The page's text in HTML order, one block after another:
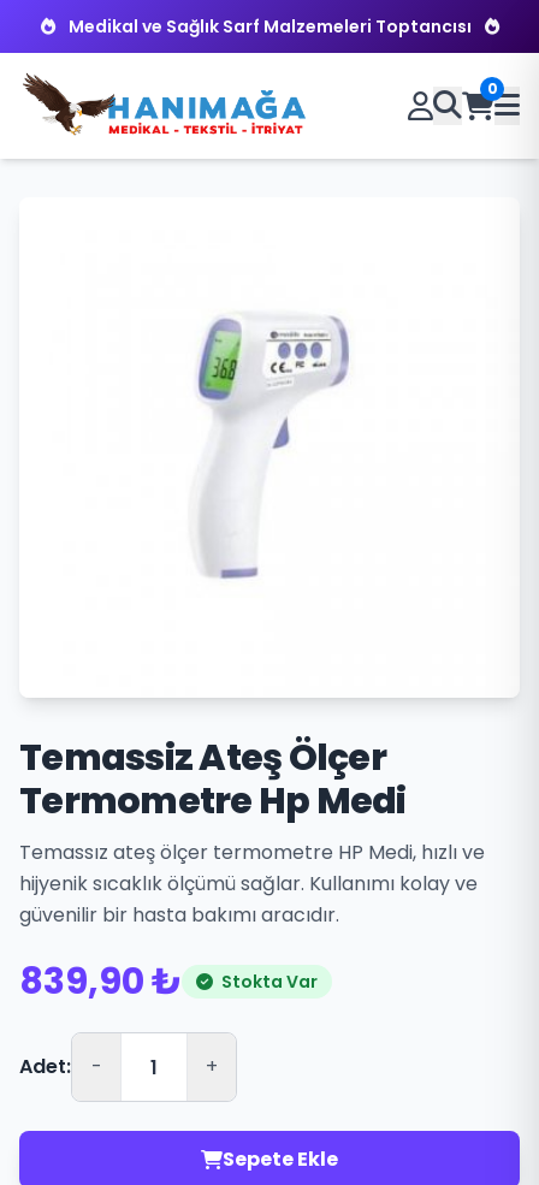
Medikal ve Sağlık Sarf Malzemeleri Toptancısı
0
Temassiz Ateş Ölçer
Termometre Hp Medi
Temassız ateş ölçer termometre HP Medi, hızlı ve
hijyenik sıcaklık ölçümü sağlar. Kullanımı kolay ve
güvenilir bir hasta bakımı aracıdır.
839,90 ₺ Stokta Var
Adet: - +
Sepete Ekle